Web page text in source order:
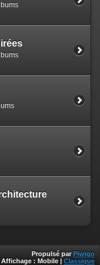
Propulsé par Piwigo
Affichage : Mobile Classique